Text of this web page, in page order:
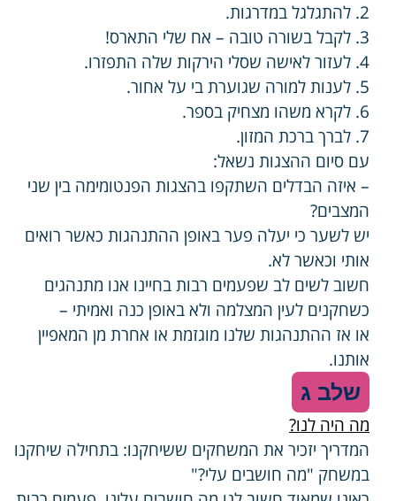
2. להתגלגל במדרגות.
3. לקבל בשורה טובה – אח שלי התארס!
4. לעזור לאישה שסלי הירקות שלה התפזרו.
5. לענות למורה שגוערת בי על אחור.
6. לקרא משהו מצחיק בספר.
7. לברך ברכת המזון.
עם סיום ההצגות נשאל:
– איזה הבדלים השתקפו בהצגות הפנטומימה בין שני
המצבים?
יש לשער כי יעלה פער באופן ההתנהגות כאשר רואים
אותי וכאשר לא.
חשוב לשים לב שפעמים רבות בחיינו אנו מתנהגים
כשחקנים לעין המצלמה ולא באופן כנה ואמיתי –
או אז ההתנהגות שלנו מוגזמת או אחרת מן המאפיין
אותנו.
שלב ג
מה היה לנו?
המדריך יזכיר את המשחקים ששיחקנו: בתחילה שיחקנו
במשחק "מה חושבים עלי?"